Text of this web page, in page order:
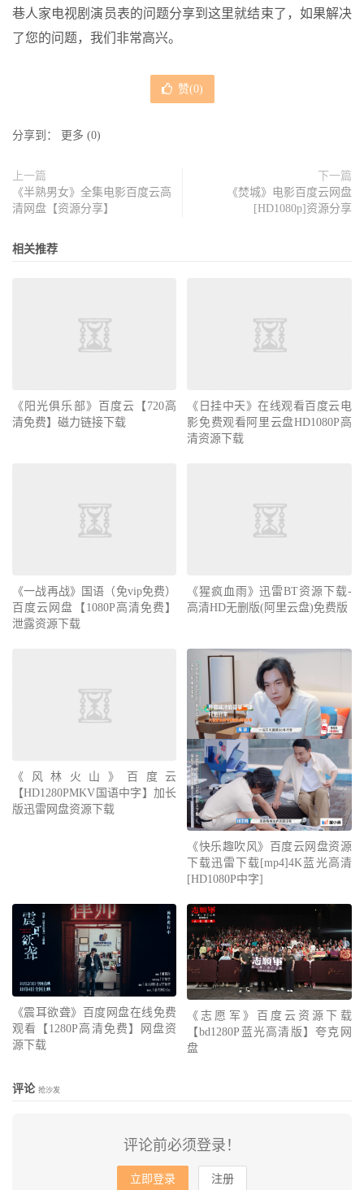
巷人家电视剧演员表的问题分享到这里就结束了，如果解决
了您的问题，我们非常高兴。
赞(0)
分享到： 更多 (0)
上一篇
《半熟男女》全集电影百度云高
清网盘【资源分享】
下一篇
《焚城》电影百度云网盘
[HD1080p]资源分享
相关推荐
《阳光俱乐部》百度云【720高
清免费】磁力链接下载
《日挂中天》在线观看百度云电
影免费观看阿里云盘HD1080P高
清资源下载
《一战再战》国语（免vip免费）
百度云网盘【1080P高清免费】
泄露资源下载
《猩疯血雨》迅雷BT资源下载-
高清HD无删版(阿里云盘)免费版
《风林火山》百度云
【HD1280PMKV国语中字】加长
版迅雷网盘资源下载
《快乐趣吹风》百度云网盘资源
下载迅雷下载[mp4]4K蓝光高清
[HD1080P中字]
《震耳欲聋》百度网盘在线免费
观看【1280P高清免费】网盘资
源下载
《志愿军》百度云资源下载
【bd1280P蓝光高清版】夸克网
盘
评论 抢沙发
评论前必须登录！
立即登录 注册